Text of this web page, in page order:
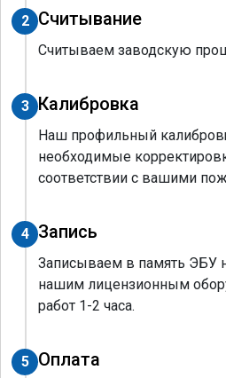
2 Считывание
Считываем заводскую
3 Калибровка
Наш профильный
необходимые
соответствии с вашими
4 Запись
Записываем в память ЭБУ
нашим лицензионным
работ 1-2 часа.
5 Оплата